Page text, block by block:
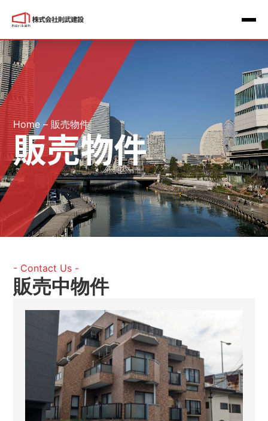
Home – 販売物件
販売物件
販売中物件
- Contact Us -